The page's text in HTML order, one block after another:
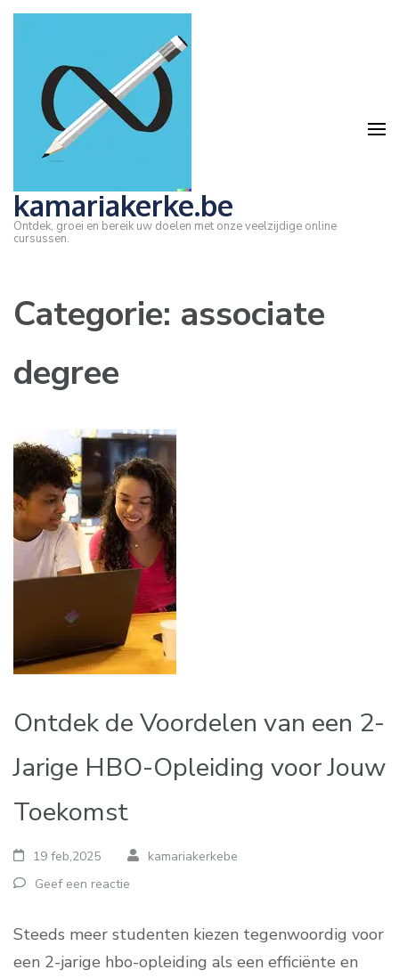
Ga
Enter)
kamariakerke.be
Ontdek, groei en bereik uw doelen met onze veelzijdige online
cursussen.
Categorie: associate
degree
Ontdek de Voordelen van een 2-
Jarige HBO-Opleiding voor Jouw
Toekomst
19 feb,2025
kamariakerkebe
Geef een reactie
Steeds meer studenten kiezen tegenwoordig voor
een 2-jarige hbo-opleiding als een efficiënte en